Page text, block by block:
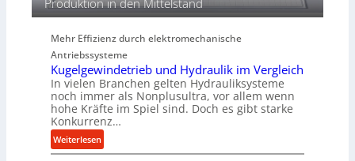
P
r
f
o
r
m
a
n
c
Produktion in den Mittelstand
Mehr Effizienz durch elektromechanische
Antriebssysteme
Kugelgewindetrieb und Hydraulik im Vergleich
In vielen Branchen gelten Hydrauliksysteme
noch immer als Nonplusultra, vor allem wenn
hohe Kräfte im Spiel sind. Doch es gibt starke
Konkurrenz…
Weiterlesen:
K